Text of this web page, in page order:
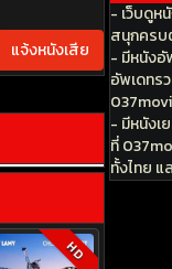
แจ้งหนังเสีย
HD
- เว็บดูห
สนุกครบ
- มีหนังอั
อัพเดทร
- มีหนังเ
ที่
ทั้งไทย แ